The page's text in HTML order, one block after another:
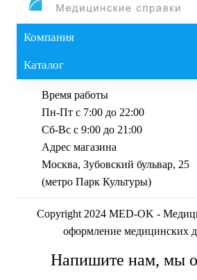
Компания
Каталог
Время работы
Пн-Пт с 7:00 до 22:00
Сб-Вс с 9:00 до 21:00
Адрес магазина
Москва, Зубовский бульвар, 25
(метро Парк Культуры)
Copyright 2024 MED-OK -
оформление медицинских
Напишите нам, мы